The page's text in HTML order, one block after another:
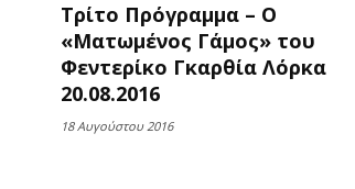
Τρίτο Πρόγραμμα – O
«Ματωμένος Γάμος» του
Φεντερίκο Γκαρθία Λόρκα
20.08.2016
18 Αυγούστου 2016